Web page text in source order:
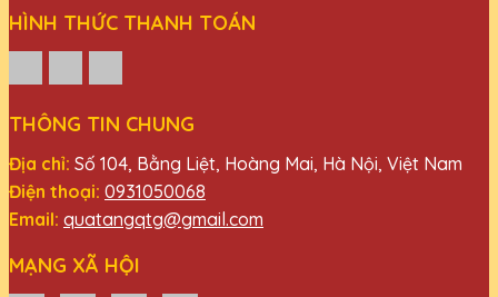
HÌNH THỨC THANH TOÁN
THÔNG TIN CHUNG
Địa chỉ: Số 104, Bằng Liệt, Hoàng Mai, Hà Nội, Việt Nam
Điện thoại: 0931050068
Email: quatangqtg@gmail.com
MẠNG XÃ HỘI